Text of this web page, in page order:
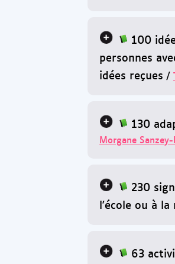
100
personnes
idées reçues /
130
Morgane
230
l'école ou à la
63